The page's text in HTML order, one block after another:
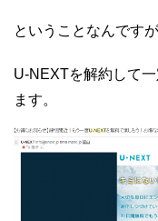
ということなんですが
U-NEXTを解約して
ます。